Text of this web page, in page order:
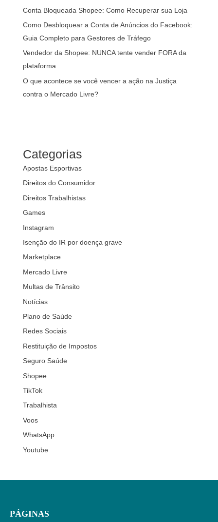
Conta Bloqueada Shopee: Como Recuperar sua Loja
Como Desbloquear a Conta de Anúncios do Facebook:
Guia Completo para Gestores de Tráfego
Vendedor da Shopee: NUNCA tente vender FORA da
plataforma.
O que acontece se você vencer a ação na Justiça
contra o Mercado Livre?
Categorias
Apostas Esportivas
Direitos do Consumidor
Direitos Trabalhistas
Games
Instagram
Isenção do IR por doença grave
Marketplace
Mercado Livre
Multas de Trânsito
Notícias
Plano de Saúde
Redes Sociais
Restituição de Impostos
Seguro Saúde
Shopee
TikTok
Trabalhista
Voos
WhatsApp
Youtube
PÁGINAS